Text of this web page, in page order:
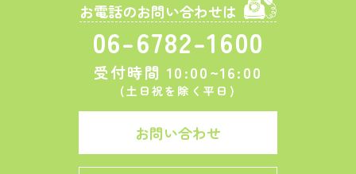
お電話のお問い合わせは
06-6782-1600
受付時間 10:00~16:00
(土日祝を除く平日)
お問い合わせ